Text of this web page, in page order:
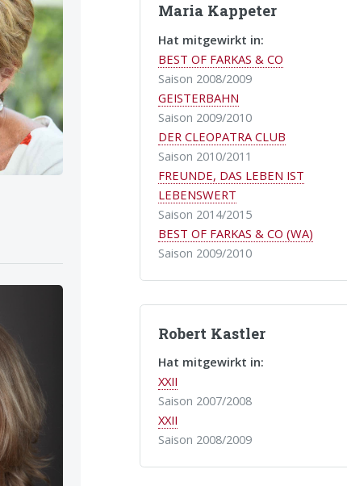
Maria Kappeter
Hat mitgewirkt in:
BEST OF FARKAS & CO
Saison 2008/2009
GEISTERBAHN
Saison 2009/2010
DER CLEOPATRA CLUB
Saison 2010/2011
FREUNDE, DAS LEBEN IST
LEBENSWERT
Saison 2014/2015
BEST OF FARKAS & CO (WA)
Saison 2009/2010
Robert Kastler
Hat mitgewirkt in:
XXII
Saison 2007/2008
XXII
Saison 2008/2009